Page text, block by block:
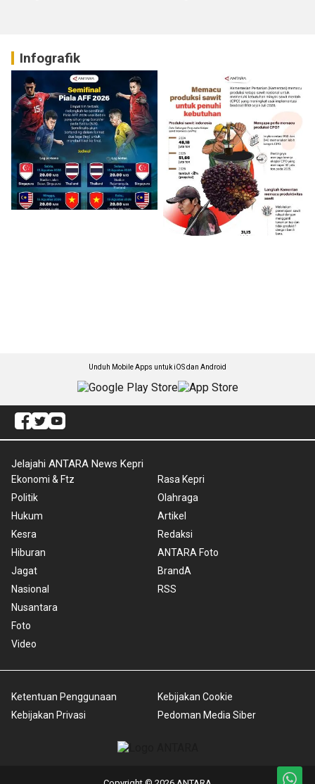
Infografik
Unduh Mobile Apps untuk iOS dan Android
Jelajahi ANTARA News Kepri
Ekonomi & Ftz
Politik
Hukum
Kesra
Hiburan
Jagat
Nasional
Nusantara
Foto
Video
Rasa Kepri
Olahraga
Artikel
Redaksi
ANTARA Foto
BrandA
RSS
Ketentuan Penggunaan
Kebijakan Privasi
Kebijakan Cookie
Pedoman Media Siber